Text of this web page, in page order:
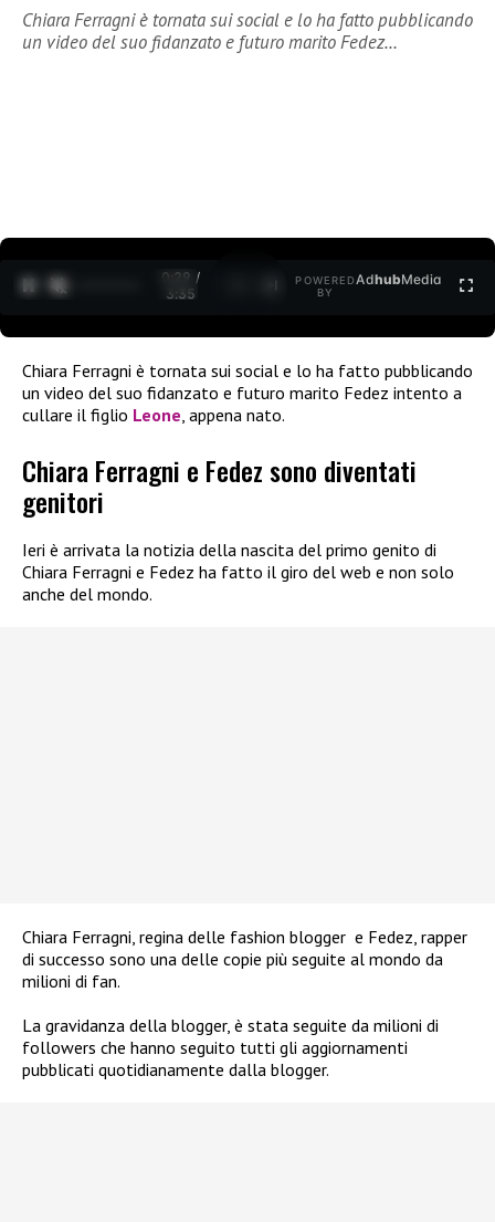
Chiara Ferragni è tornata sui social e lo ha fatto pubblicando
un video del suo fidanzato e futuro marito Fedez…
0:30 /
3:35
POWERED
BY
AdhubMedia
Chiara Ferragni è tornata sui social e lo ha fatto pubblicando
un video del suo fidanzato e futuro marito Fedez intento a
cullare il figlio Leone , appena nato.
Chiara Ferragni e Fedez sono diventati
genitori
Ieri è arrivata la notizia della nascita del primo genito di
Chiara Ferragni e Fedez ha fatto il giro del web e non solo
anche del mondo.
Chiara Ferragni, regina delle fashion blogger e Fedez, rapper
di successo sono una delle copie più seguite al mondo da
milioni di fan.
La gravidanza della blogger, è stata seguite da milioni di
followers che hanno seguito tutti gli aggiornamenti
pubblicati quotidianamente dalla blogger.